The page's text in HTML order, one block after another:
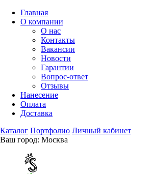
Главная
О компании
О нас
Контакты
Вакансии
Новости
Гарантии
Вопрос-ответ
Отзывы
Нанесение
Оплата
Доставка
Каталог Портфолио Личный кабинет
Ваш город: Москва